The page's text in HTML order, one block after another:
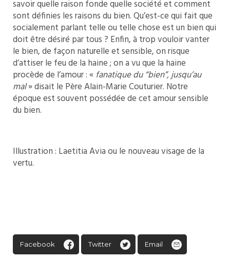
savoir quelle raison fonde quelle société et comment
sont définies les raisons du bien. Qu’est-ce qui fait que
socialement parlant telle ou telle chose est un bien qui
doit être désiré par tous ? Enfin, à trop vouloir vanter
le bien, de façon naturelle et sensible, on risque
d’attiser le feu de la haine ; on a vu que la haine
procède de l’amour : « fanatique du “bien”, jusqu’au
mal» disait le Père Alain-Marie Couturier. Notre
époque est souvent possédée de cet amour sensible
du bien.
Illustration : Laetitia Avia ou le nouveau visage de la
vertu.
Facebook Twitter Email